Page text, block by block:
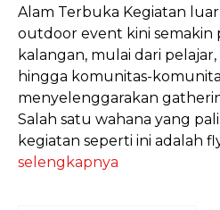
Alam Terbuka Kegiatan
outdoor event kini semakin
kalangan, mulai dari
hingga komunitas-
menyelenggarakan
Salah satu wahana yang
kegiatan seperti ini adalah
selengkapnya